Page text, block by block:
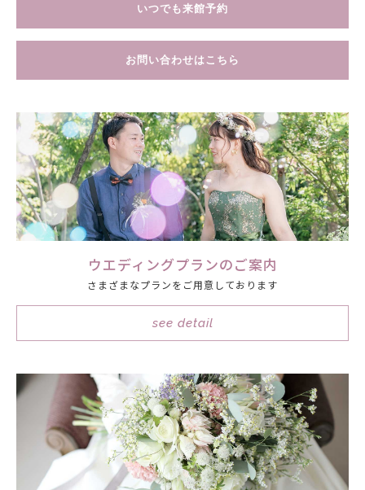
いつでも来館予約
お問い合わせはこちら
ウエディングプランのご案内
さまざまなプランをご用意しております
see detail